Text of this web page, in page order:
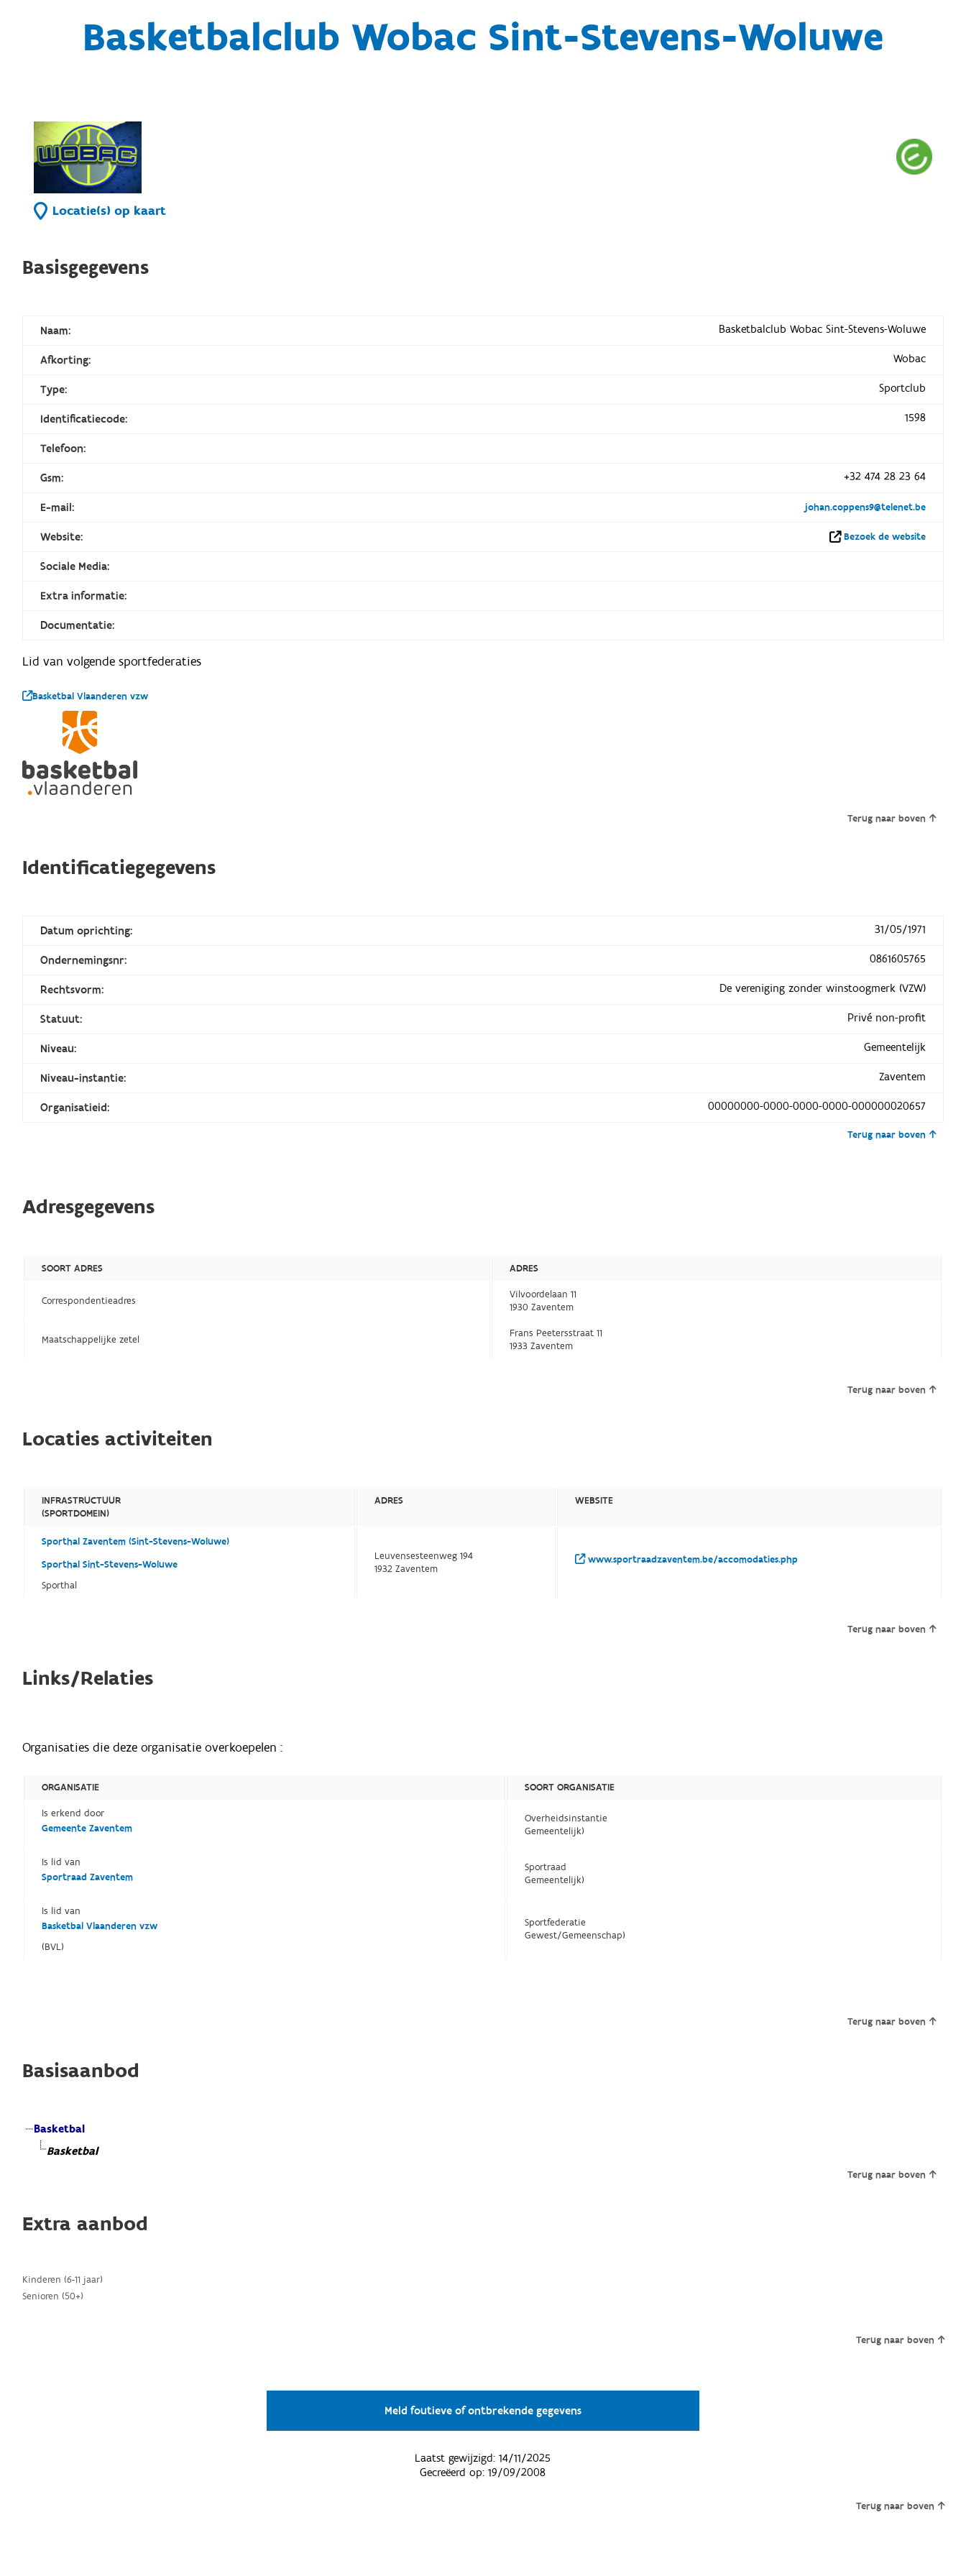
Basketbalclub Wobac Sint-Stevens-Woluwe
Locatie(s) op kaart
Basisgegevens
Naam: Basketbalclub Wobac Sint-Stevens-Woluwe
Afkorting: Wobac
Type: Sportclub
Identificatiecode: 1598
Telefoon:
Gsm: +32 474 28 23 64
E-mail: johan.coppens9@telenet.be
Website: Bezoek de website
Sociale Media:
Extra informatie:
Documentatie:
Lid van volgende sportfederaties
Basketbal Vlaanderen vzw
Terug naar boven
Identificatiegegevens
Datum oprichting: 31/05/1971
Ondernemingsnr: 0861605765
Rechtsvorm: De vereniging zonder winstoogmerk (VZW)
Statuut: Privé non-profit
Niveau: Gemeentelijk
Niveau-instantie: Zaventem
Organisatieid: 00000000-0000-0000-0000-000000020657
Terug naar boven
Adresgegevens
SOORT ADRES ADRES
Correspondentieadres
Vilvoordelaan 11
1930 Zaventem
Maatschappelijke zetel
Frans Peetersstraat 11
1933 Zaventem
Terug naar boven
Locaties activiteiten
INFRASTRUCTUUR
(SPORTDOMEIN)
ADRES WEBSITE
Sporthal Zaventem (Sint-Stevens-Woluwe)
Sporthal Sint-Stevens-Woluwe
Sporthal
Leuvensesteenweg 194
1932 Zaventem
www.sportraadzaventem.be/accomodaties.php
Terug naar boven
Links/Relaties
Organisaties die deze organisatie overkoepelen :
ORGANISATIE
SOORT ORGANISATIE
Is erkend door
Gemeente Zaventem
Overheidsinstantie
Gemeentelijk)
Is lid van
Sportraad Zaventem
Sportraad
Gemeentelijk)
Is lid van
Basketbal Vlaanderen vzw
(BVL)
Sportfederatie
Gewest/Gemeenschap)
Terug naar boven
Basisaanbod
Basketbal
Basketbal
Terug naar boven
Extra aanbod
Kinderen (6-11 jaar)
Senioren (50+)
Terug naar boven
Meld foutieve of ontbrekende gegevens
Laatst gewijzigd:14/11/2025
Gecreëerd op:19/09/2008
Terug naar boven